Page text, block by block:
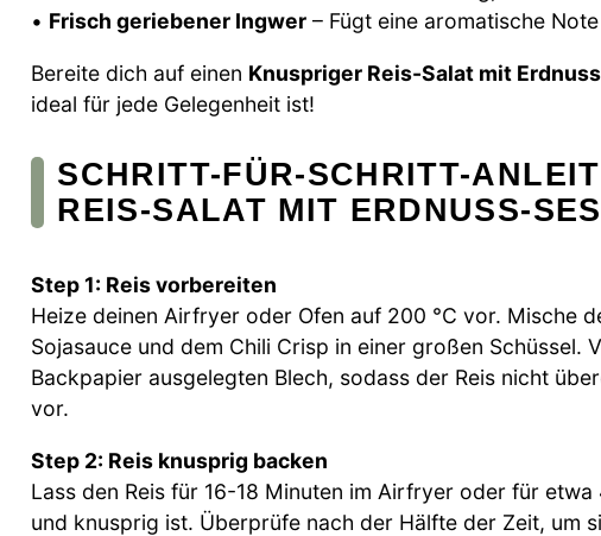
• Frisch geriebener Ingwer – Fügt eine aromatische
Bereite dich auf einen Knuspriger Reis-Salat mit
ideal für jede Gelegenheit ist!
SCHRITT-FÜR-SCHRITT-
REIS-SALAT MIT ERDNUSS-
Step 1: Reis vorbereiten
Heize deinen Airfryer oder Ofen auf 200 °C vor. Mische
Sojasauce und dem Chili Crisp in einer großen Schüssel.
Backpapier ausgelegten Blech, sodass der Reis nicht
vor.
Step 2: Reis knusprig backen
Lass den Reis für 16-18 Minuten im Airfryer oder für
und knusprig ist. Überprüfe nach der Hälfte der Zeit, um